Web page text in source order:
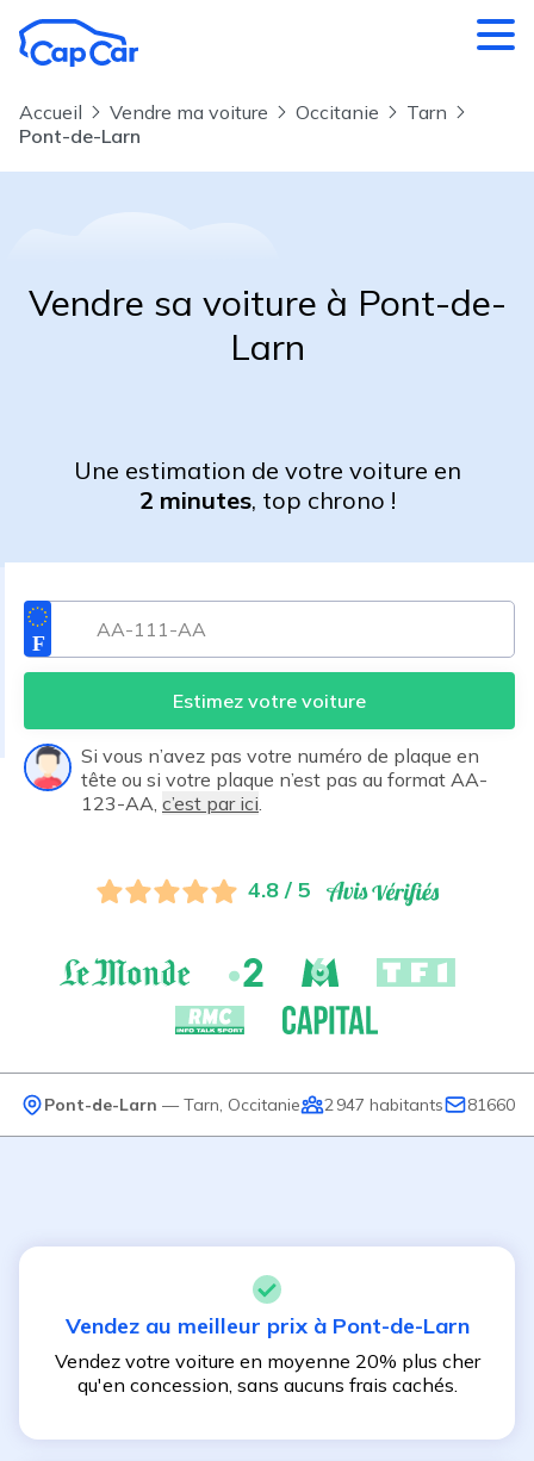
Accueil Vendre ma voiture Occitanie
Tarn
Pont-de-Larn
Vendre sa voiture à Pont-de-
Larn
Une estimation de votre voiture en
2 minutes, top chrono !
Estimez votre voiture
Si vous n’avez pas votre numéro de plaque en
tête ou si votre plaque n’est pas au format AA-
123-AA, c’est par ici
4.8 / 5
Pont-de-Larn — Tarn Occitanie 2 947 habitants 81660
Vendez au meilleur prix à Pont-de-Larn
Vendez votre voiture en moyenne 20% plus cher
qu'en concession, sans aucuns frais cachés.